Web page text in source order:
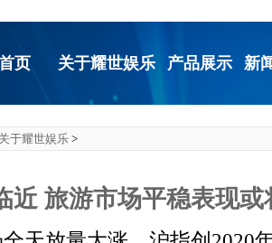
页 关于耀世娱乐 产品展示 新
关于耀世娱乐 >
近 旅游市场平稳表现或